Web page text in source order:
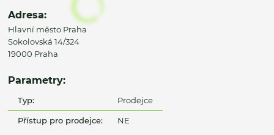
Adresa:
Hlavní město Praha
Sokolovská 14/324
19000 Praha
Parametry:
Typ: Prodejce
Přístup pro prodejce: NE